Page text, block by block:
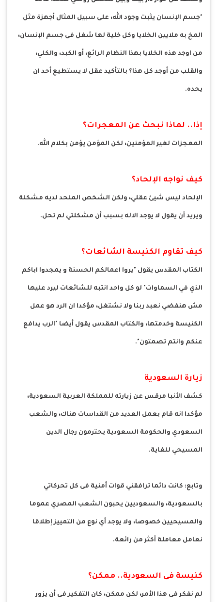
"جسم الإنسان يثبت وجود الله، على سبيل المثال أجهزة مثل
المخ به ملايين الخلايا وكل خلية لها شغل فى جسم الإنسان،
من اوجد هذه الخلايا بهذا النظام الرائع، أو الكبد، والكلي،
والقلب من أوجد كل هذا؟ بالتأكيد عقل لا يستطيع أحد ان
يحده.
إذا.. لماذا نبحث عن المعجرات؟
المعجزات لغير المؤمنين، لكن المؤمن يؤمن بكلام الله.
كيف نواجه الإلحاد؟
الإلحاد ليس شيئ عقلي، ولكن الشخص الملحد لديه مشكلة
ويريد أن يقول لا يوجد الاله بسبب أن مشكلتي لم تحل.
كيف تقاوم الكنيسة الشائعات؟
الكتاب المقدس يقول "يروا اعمالكم الحسنة و يمجدوا اباكم
الذي في السماوات" لو كل واحد انتبه للشائعات ليرد عليها
مش هنفضي نعبد ربنا ولا نشتغل، مؤكدا ان الرد هو عمل
الكنيسة وخدمتها، والكتاب المقدس يقول أيضا "الرب يدافع
عنكم وانتم تصمتون".
زيارة السعودية
كشف الأنبا مرقس عن زيارته للمملكة العربية السعودية،
مؤكدا انه قام بعمل العديد من القداسات هناك، والشعب
السعودي والحكومة السعودية يحترمون رجال الدين
المسيحي للغاية.
وتابع: كانت دائما ترافقني قوات أمنية فى كل تحركاتي
بالسعودية، والسعوديين يحبون الشعب المصري عموما
والمسيحيين خصوصا، ولا يوجد أي نوع من التمييز إطلاقا
نعامل معاملة أكثر من رائعة.
كنيسة فى السعودية.. ممكن؟
لم نفكر فى هذا الأمر، لكن ممكن، كان التفكير فى أن يزور